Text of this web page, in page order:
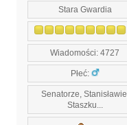
Stara Gwardia
Wiadomości: 4727
Płeć:
Senatorze, Stanisławie,
Staszku...